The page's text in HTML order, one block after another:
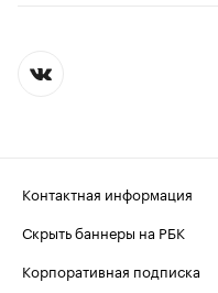
Контактная информация
Скрыть баннеры на РБК
Корпоративная подписка